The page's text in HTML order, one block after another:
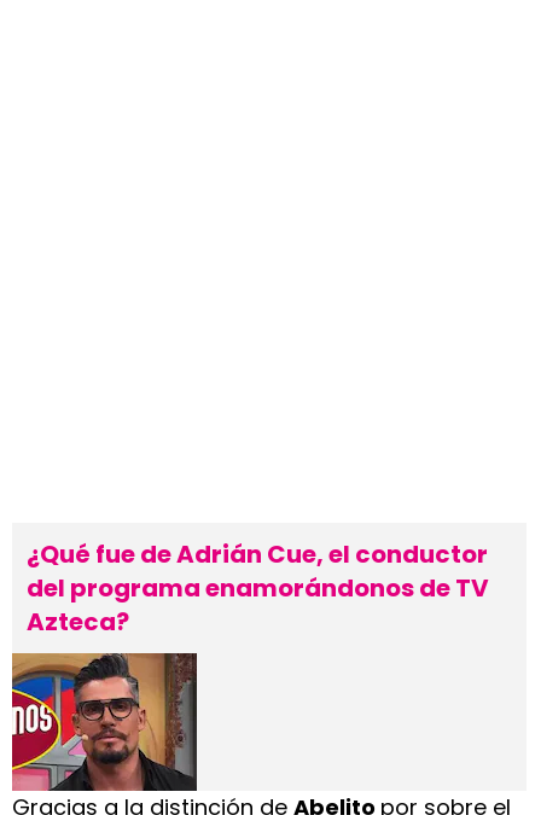
¿Qué fue de Adrián Cue, el conductor
del programa enamorándonos de TV
Azteca?
Gracias a la distinción de Abelito por sobre el